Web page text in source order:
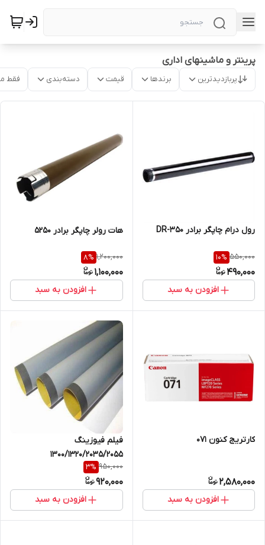
پرینتر و ماشینهای اداری
پربازدیدترین برندها قیمت دسته‌بندی فقط
رول درام چاپگر برادر DR-350
550,000
10%
490,000
افزودن به سبد
هات رولر چاپگر برادر 5250
1,200,000
8%
1,100,000
افزودن به سبد
کارتريج کنون 071
2,580,000
افزودن به سبد
فيلم فيوزينگ
1300/1320/2035/2055
950,000
3%
920,000
افزودن به سبد